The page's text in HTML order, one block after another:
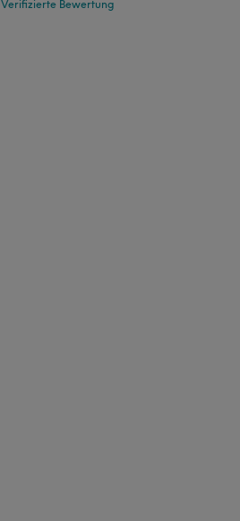
Verifizierte Bewertung